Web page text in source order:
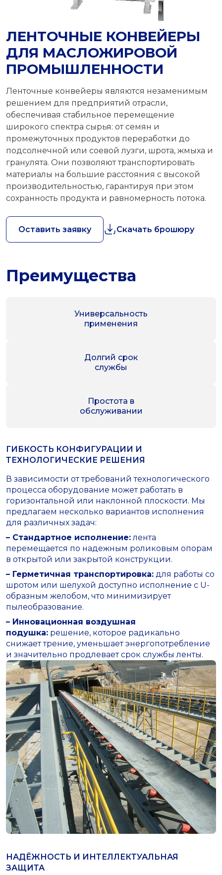
ЛЕНТОЧНЫЕ КОНВЕЙЕРЫ
ДЛЯ МАСЛОЖИРОВОЙ
ПРОМЫШЛЕННОСТИ
Ленточные конвейеры являются незаменимым
решением для предприятий отрасли,
обеспечивая стабильное перемещение
широкого спектра сырья: от семян и
промежуточных продуктов переработки до
подсолнечной или соевой лузги, шрота, жмыха и
гранулята. Они позволяют транспортировать
материалы на большие расстояния с высокой
производительностью, гарантируя при этом
сохранность продукта и равномерность потока.
Оставить заявку Скачать брошюру
Преимущества
Универсальность
применения
Долгий срок
службы
Простота в
обслуживании
ГИБКОСТЬ КОНФИГУРАЦИИ И
ТЕХНОЛОГИЧЕСКИЕ РЕШЕНИЯ
В зависимости от требований технологического
процесса оборудование может работать в
горизонтальной или наклонной плоскости. Мы
предлагаем несколько вариантов исполнения
для различных задач:
– Стандартное исполнение: лента
перемещается по надежным роликовым опорам
в открытой или закрытой конструкции.
– Герметичная транспортировка: для работы со
шротом или шелухой доступно исполнение с U-
образным желобом, что минимизирует
пылеобразование.
– Инновационная воздушная
подушка: решение, которое радикально
снижает трение, уменьшает энергопотребление
и значительно продлевает срок службы ленты.
НАДЁЖНОСТЬ И ИНТЕЛЛЕКТУАЛЬНАЯ
ЗАЩИТА